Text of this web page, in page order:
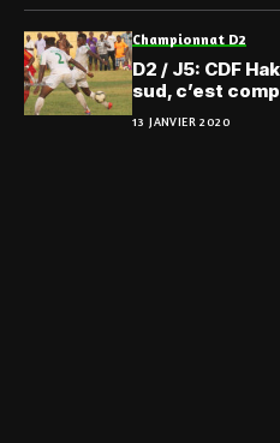
Championnat D2
D2 / J5: CDF
sud, c’est
13 JANVIER 2020